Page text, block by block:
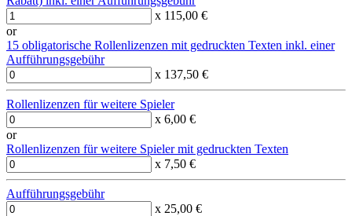
x 115,00 €
or
15 obligatorische Rollenlizenzen mit gedruckten Texten inkl. einer
Aufführungsgebühr
x 137,50 €
Rollenlizenzen für weitere Spieler
x 6,00 €
or
Rollenlizenzen für weitere Spieler mit gedruckten Texten
x 7,50 €
Aufführungsgebühr
x 25,00 €